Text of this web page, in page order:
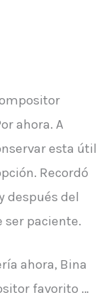
ahora. A
esta útil
Recordó
después del
ser paciente.
ahora, Bina
favorito …